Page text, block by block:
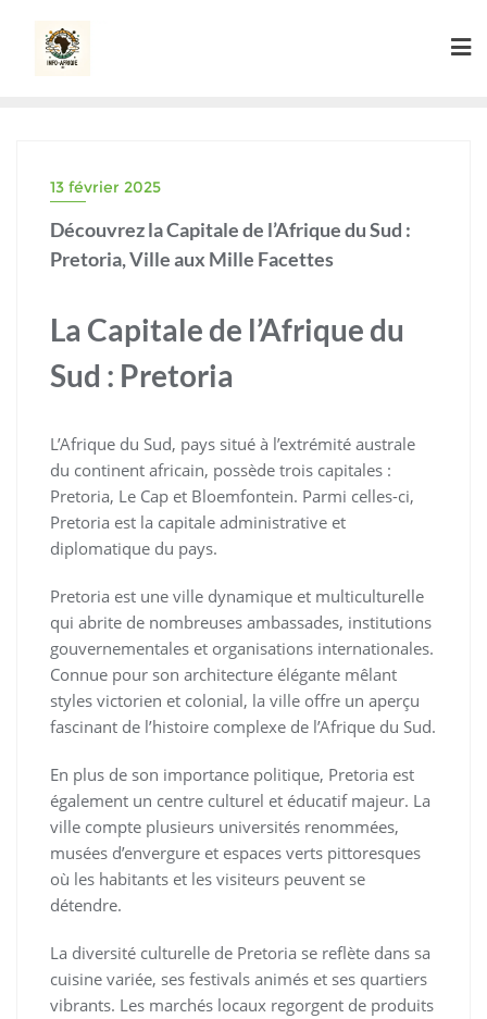
content
13 février 2025
Découvrez la Capitale de l’Afrique du Sud :
Pretoria, Ville aux Mille Facettes
La Capitale de l’Afrique du
Sud : Pretoria
L’Afrique du Sud, pays situé à l’extrémité australe
du continent africain, possède trois capitales :
Pretoria, Le Cap et Bloemfontein. Parmi celles-ci,
Pretoria est la capitale administrative et
diplomatique du pays.
Pretoria est une ville dynamique et multiculturelle
qui abrite de nombreuses ambassades, institutions
gouvernementales et organisations internationales.
Connue pour son architecture élégante mêlant
styles victorien et colonial, la ville offre un aperçu
fascinant de l’histoire complexe de l’Afrique du Sud.
En plus de son importance politique, Pretoria est
également un centre culturel et éducatif majeur. La
ville compte plusieurs universités renommées,
musées d’envergure et espaces verts pittoresques
où les habitants et les visiteurs peuvent se
détendre.
La diversité culturelle de Pretoria se reflète dans sa
cuisine variée, ses festivals animés et ses quartiers
vibrants. Les marchés locaux regorgent de produits